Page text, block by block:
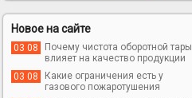
Новое на сайте
03 08
Почему чистота оборотной тары
влияет на качество продукции
03 08
Какие ограничения есть у
газового пожаротушения